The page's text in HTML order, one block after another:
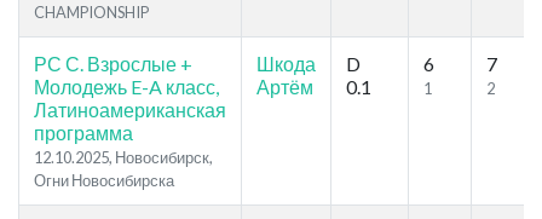
CHAMPIONSHIP
РС С. Взрослые +
Молодежь E-A класс,
Латиноамериканская
программа
12.10.2025, Новосибирск,
Огни Новосибирска
Шкода
Артём
D
0.1
6
1
7
2